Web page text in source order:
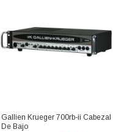
Gallien Krueger 700rb-ii Cabezal
De Bajo